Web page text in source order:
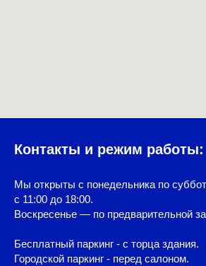
Контакты и режим работы:
Мы открыты с понедельника по
с 11:00 до 18:00.
Воскресенье — по предварительной
Бесплатный паркинг - с торца здания.
Городской паркинг - перед салоном.